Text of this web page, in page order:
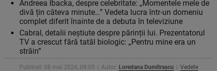
Andreea Ibacka, despre celebritate: „Momentele mele de
divă țin câteva minute…” Vedeta lucra într-un domeniu
complet diferit înainte de a debuta în televiziune
Cabral, detalii neștiute despre părinții lui. Prezentatorul
TV a crescut fără tatăl biologic: „Pentru mine era un
străin”
Publicat: 08 mai 2026, 09:05 Autor: Loredana Dumitrașcu Vedete